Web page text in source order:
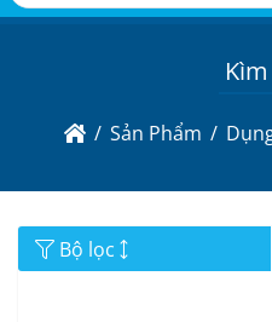
Sản Phẩm
Bộ lọc